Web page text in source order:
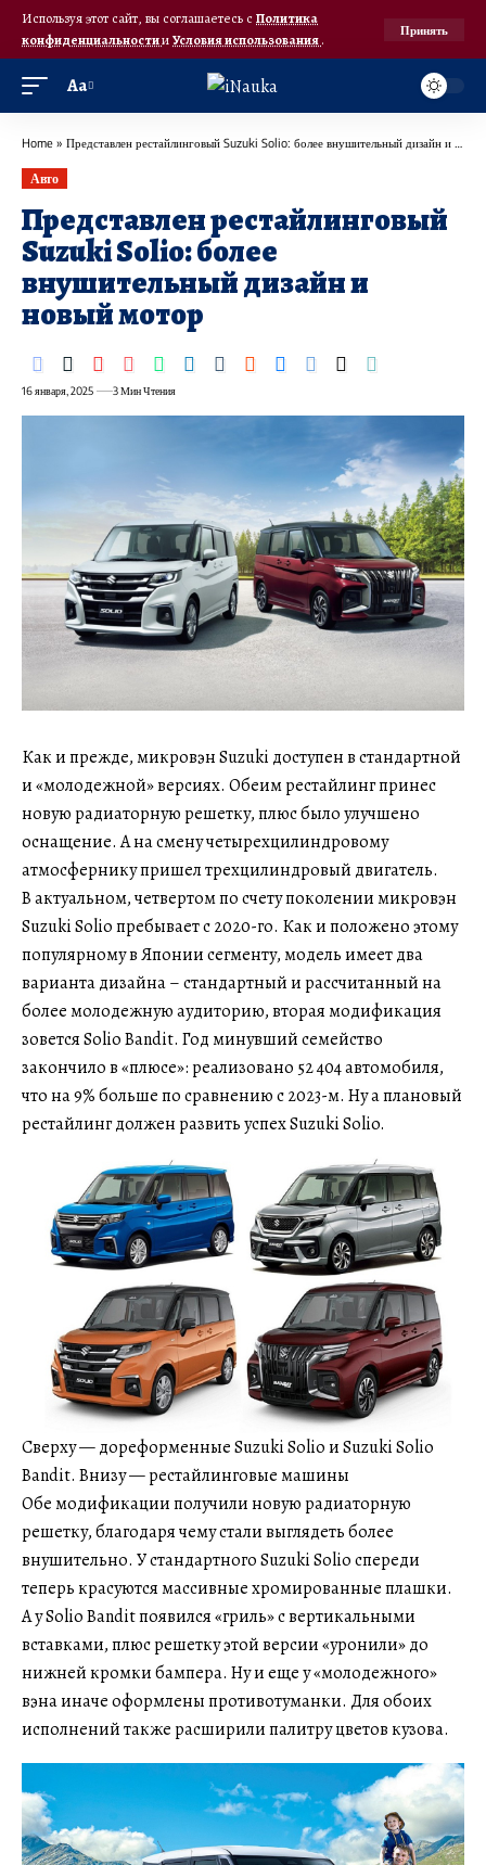
Используя этот сайт, вы соглашаетесь с Политика
конфиденциальностииУсловия использования.
Принять
Аа
Home » Представлен рестайлинговый Suzuki Solio: более внушительный дизайн и новый мотор
Авто
Представлен рестайлинговый
Suzuki Solio: более
внушительный дизайн и
новый мотор
16 января, 2025 3 Мин Чтения
Как и прежде, микровэн Suzuki доступен в стандартной
и «молодежной» версиях. Обеим рестайлинг принес
новую радиаторную решетку, плюс было улучшено
оснащение. А на смену четырехцилиндровому
атмосфернику пришел трехцилиндровый двигатель.
В актуальном, четвертом по счету поколении микровэн
Suzuki Solio пребывает с 2020-го. Как и положено этому
популярному в Японии сегменту, модель имеет два
варианта дизайна – стандартный и рассчитанный на
более молодежную аудиторию, вторая модификация
зовется Solio Bandit. Год минувший семейство
закончило в «плюсе»: реализовано 52 404 автомобиля,
что на 9% больше по сравнению с 2023-м. Ну а плановый
рестайлинг должен развить успех Suzuki Solio.
Сверху — дореформенные Suzuki Solio и Suzuki Solio
Bandit. Внизу — рестайлинговые машины
Обе модификации получили новую радиаторную
решетку, благодаря чему стали выглядеть более
внушительно. У стандартного Suzuki Solio спереди
теперь красуются массивные хромированные плашки.
А у Solio Bandit появился «гриль» с вертикальными
вставками, плюс решетку этой версии «уронили» до
нижней кромки бампера. Ну и еще у «молодежного»
вэна иначе оформлены противотуманки. Для обоих
исполнений также расширили палитру цветов кузова.